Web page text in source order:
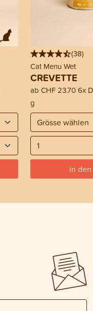
(38)
Cat Menu Wet
CREVETTE
ab CHF 23.706x
g
in